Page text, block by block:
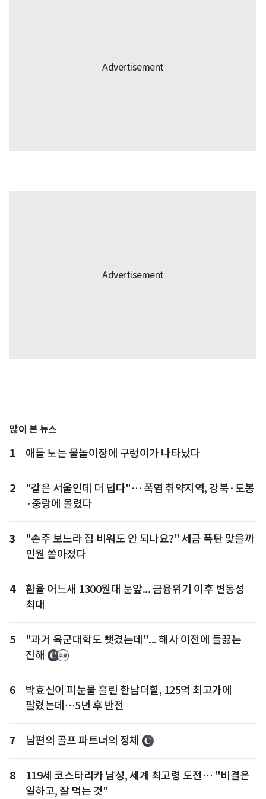
많이 본 뉴스
1 애들 노는 물놀이장에 구렁이가 나타났다
2
"같은 서울인데 더 덥다"… 폭염 취약지역, 강북·도봉
·중랑에 몰렸다
3
"손주 보느라 집 비워도 안 되나요?" 세금 폭탄 맞을까
민원 쏟아졌다
4
환율 어느새 1300원대 눈앞... 금융위기 이후 변동성
최대
5
"과거 육군대학도 뺏겼는데"... 해사 이전에 들끓는
진해
6
박효신이 피눈물 흘린 한남더힐, 125억 최고가에
팔렸는데…5년 후 반전
7 남편의 골프 파트너의 정체
8
119세 코스타리카 남성, 세계 최고령 도전… "비결은
일하고, 잘 먹는 것"